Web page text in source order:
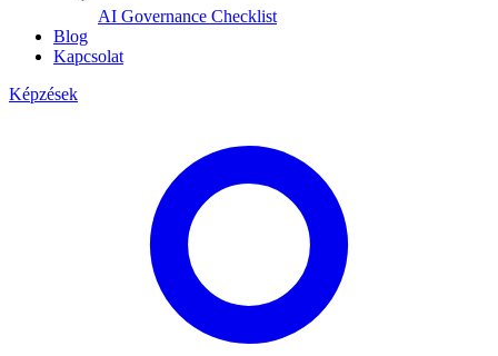
AI Governance Checklist
Blog
Kapcsolat
Képzések